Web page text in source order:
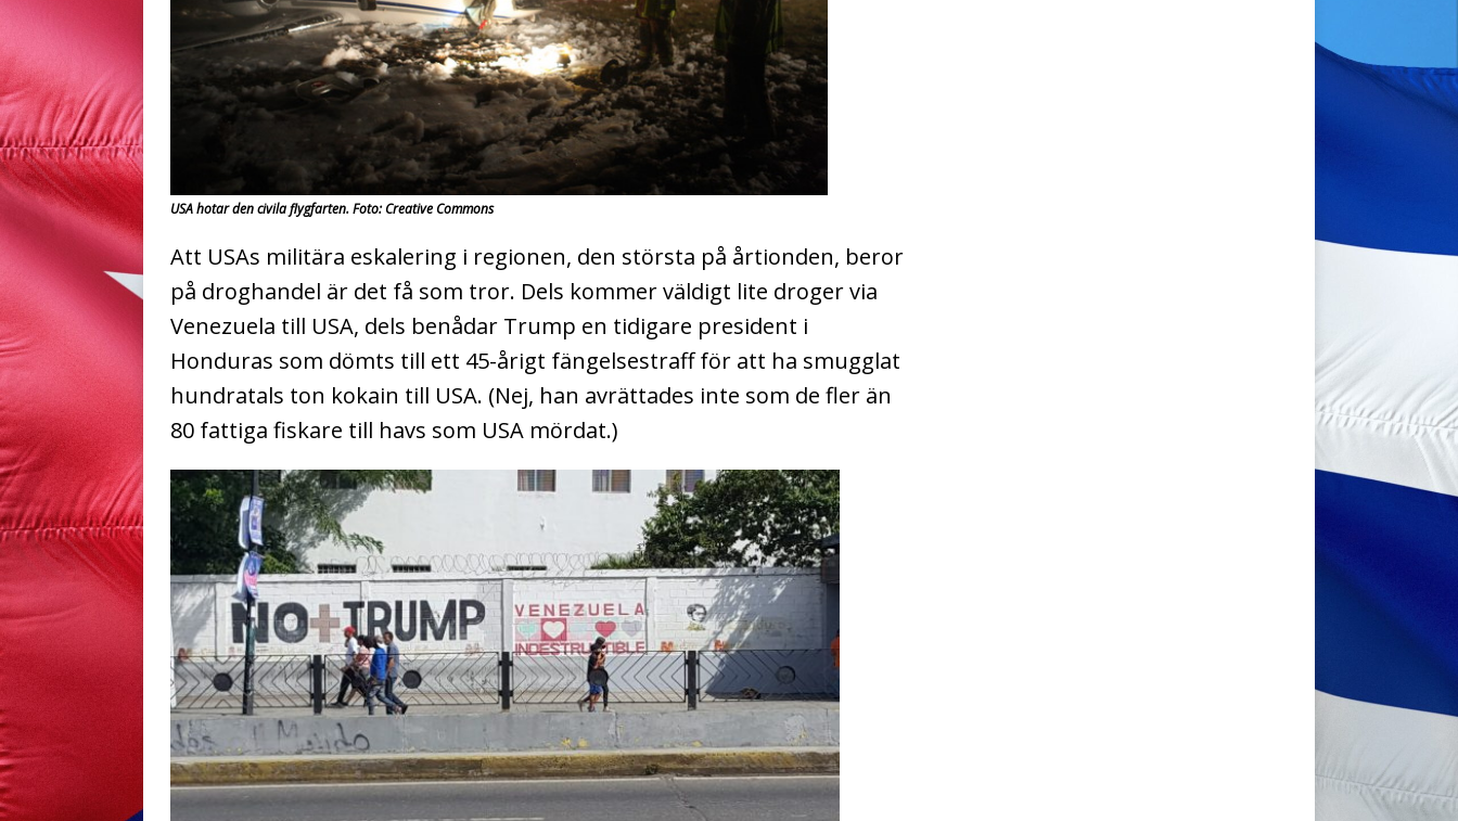
USA hotar den civila flygfarten. Foto: Creative Commons
Att USAs militära eskalering i regionen, den största på årtionden, beror
på droghandel är det få som tror. Dels kommer väldigt lite droger via
Venezuela till USA, dels benådar Trump en tidigare president i
Honduras som dömts till ett 45-årigt fängelsestraff för att ha smugglat
hundratals ton kokain till USA. (Nej, han avrättades inte som de fler än
80 fattiga fiskare till havs som USA mördat.)